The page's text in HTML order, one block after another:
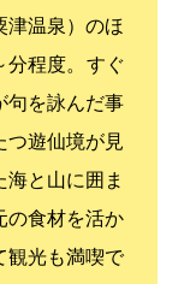
津温泉）のほ
分程度。 すぐ
句を詠んだ事
つ遊仙境が見
と山に囲ま
の食材を活か
観光も満喫で